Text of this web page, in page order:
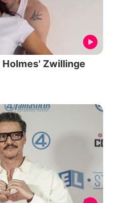
Holmes' Zwillinge